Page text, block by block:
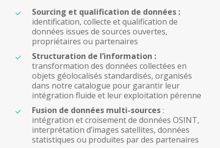
Sourcing et qualification de données :
identification, collecte et qualification de
données issues de sources ouvertes,
propriétaires ou partenaires
Structuration de l’information :
transformation des données collectées en
objets géolocalisés standardisés, organisés
dans notre catalogue pour garantir leur
intégration fluide et leur exploitation pérenne
Fusion de données multi-sources:
intégration et croisement de données OSINT,
interprétation d’images satellites, données
statistiques ou produites par des partenaires